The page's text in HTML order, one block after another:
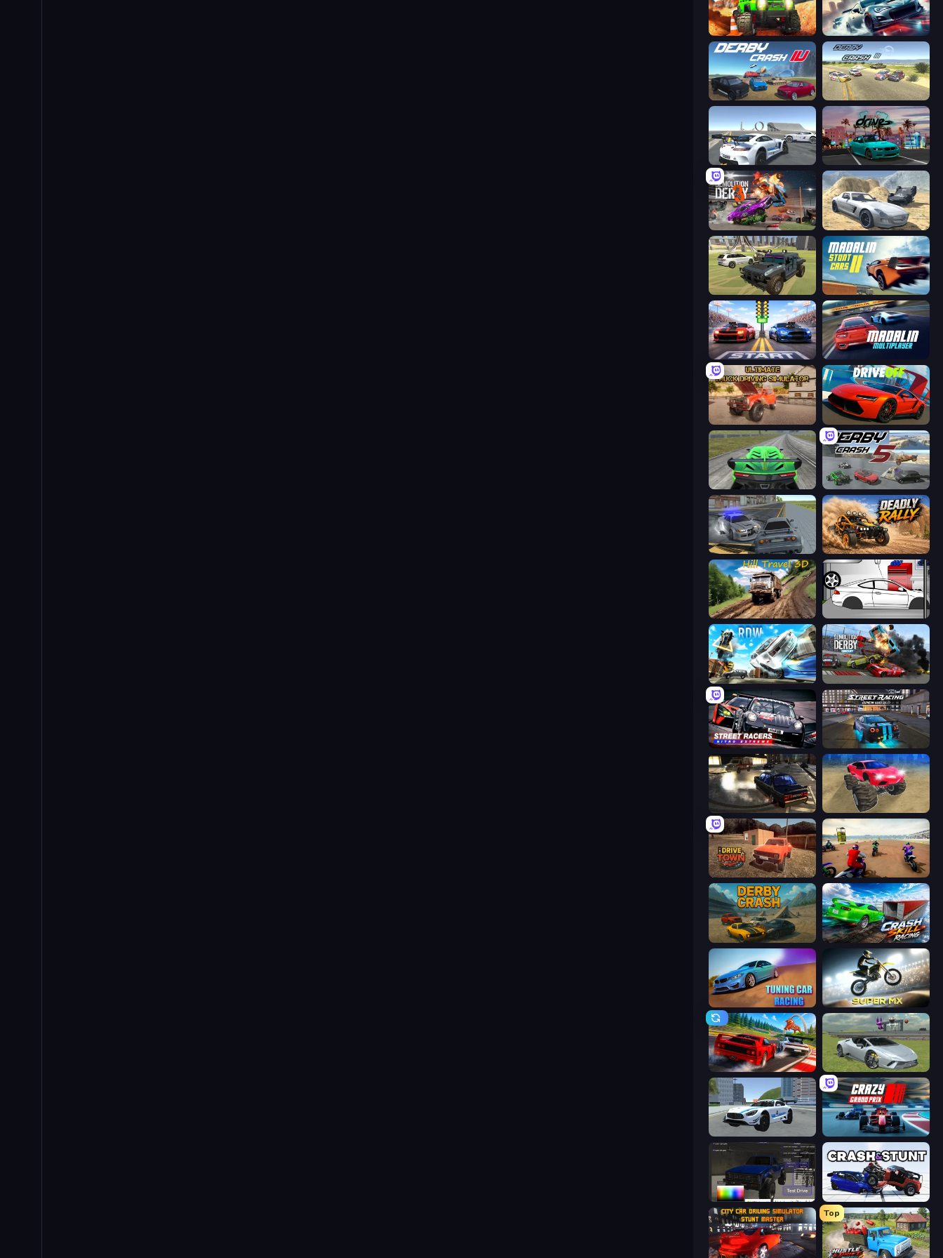
Offroad Life 3D Xtreme City Drifting
Derby Crash 4 Derby Crash 3
RealDrive
Demolition Derby 3 Derby Crash 2
4x4 Offroader Madalin Stunt Cars 2
Street Racer 2
Ultimate Truck Driving Simulator 2020 DriveOff
Speed Racing Pro 2 Derby Crash 5
RCC City Racing Deadly Rally
Hill Travel 3D Drag Racer V2
Real Drift World Demolition Derby 2
Street Racers Nitro Extreme
City Classic Car Driving: 131
DriveTown Super MX - The Champion
Derby Crash Crash Skill Racing
Tuning Car Racing Super MX - Last Season
Racing: Online! Sports Cars Driver
Crazy Stunt Cars 2 Crazy Grand Prix
Car Inspector: Truck Crash & Stunt
Top